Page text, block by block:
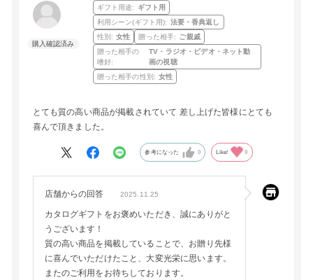
ギフト用途:
ギフト用
利用シーン(ギフト用): 法要・香典返し
性別: 女性 贈った相手: ご親戚
贈った相手の
嗜好:
TV・ラジオ・ビデオ・ネット動
画の視聴
贈った相手の性別: 女性
とても質の高い商品が掲載されていて 差し上げた皆様にとても
喜んで頂きました。
参考になった 0 Like! 0
店舗からの回答 2025.11.25
カタログギフトをお褒めいただき、誠にありがと
うございます！
質の高い商品を掲載していることで、お贈り先様
に喜んでいただけたこと、大変光栄に思います。
またのご利用をお待ちしております。